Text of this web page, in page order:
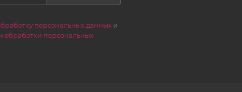
персональных данных и
обработки персональных